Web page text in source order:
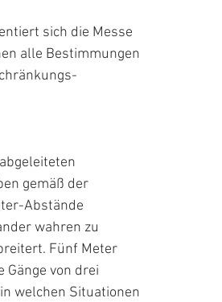
sich die Messe
alle Bestimmungen
gemäß der
Abstände
wahren zu
Fünf Meter
von drei
welchen Situationen